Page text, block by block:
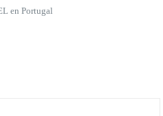
en Portugal